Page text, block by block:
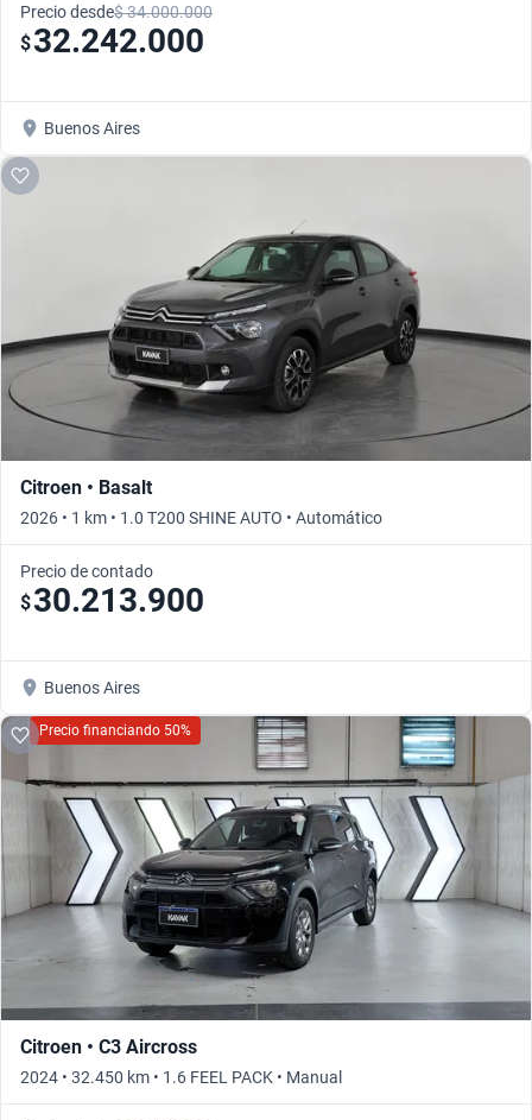
Precio desde$ 34.000.000
$32.242.000
Buenos Aires
Citroen • Basalt
2026 • 1 km • 1.0 T200 SHINE AUTO • Automático
Precio de contado
$30.213.900
Buenos Aires
Precio financiando 50%
Citroen • C3 Aircross
2024 • 32.450 km • 1.6 FEEL PACK • Manual